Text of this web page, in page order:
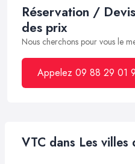
Réservation /
des prix
Nous cherchons pour vous le
Appelez 09 88 29 01
VTC dans Les